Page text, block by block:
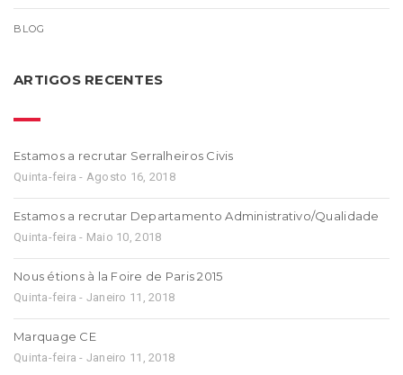
BLOG
ARTIGOS RECENTES
Estamos a recrutar Serralheiros Civis
Quinta-feira - Agosto 16, 2018
Estamos a recrutar Departamento Administrativo/Qualidade
Quinta-feira - Maio 10, 2018
Nous étions à la Foire de Paris 2015
Quinta-feira - Janeiro 11, 2018
Marquage CE
Quinta-feira - Janeiro 11, 2018